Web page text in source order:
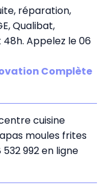
réparation,
Qualibat,
Appelez le 06
Complète
cuisine
moules frites
992 en ligne